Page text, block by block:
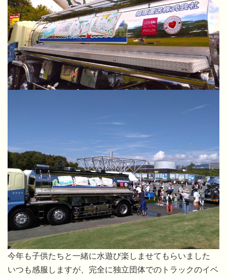
今年も子供たちと一緒に水遊び楽しませてもらいました
いつも感服しますが、完全に独立団体でのトラックのイベ